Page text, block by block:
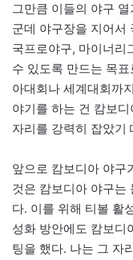
그만큼 이들의 야구
군데 야구장을 지어서
국프로야구, 마이너리
수 있도록 만드는 목
아대회나 세계대회까
야기를 하는 건 캄보
자리를 강력히 잡았기
앞으로 캄보디아 야구
것은 캄보디아 야구는
다. 이를 위해 티볼 활
성화 방안에도 캄보디
팅을 했다. 나는 그 자